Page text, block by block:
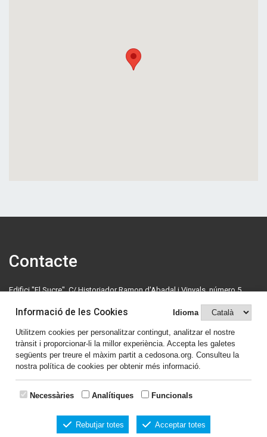
Contacte
Edifici "El Sucre", C/ Historiador Ramon d'Abadal i Vinyals, número 5,
cedosona@cedosona.org
Política de cookies
Avís legal
Comparteix el contingut
Informació de les Cookies Idioma
Utilitzem cookies per personalitzar contingut, analitzar el nostre
trànsit i proporcionar-li la millor experiència. Accepta les galetes
següents per treure el màxim partit a cedosona.org. Consulteu la
nostra política de cookies per obtenir més informació.
Necessàries Analítiques Funcionals
Rebutjar totes Acceptar totes